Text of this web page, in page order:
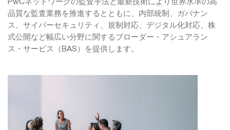
品質な監査業務を推進するとともに、内部統制、ガバナン
ス、サイバーセキュリティ、規制対応、デジタル化対応、株
式公開など幅広い分野に関するブローダー・アシュアラン
ス・サービス（BAS）を提供します。